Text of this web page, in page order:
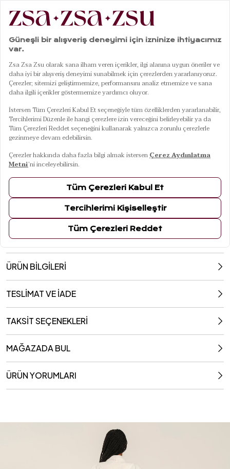
Anasayfa|Banyo Bornoz|Solıd Ekru Bornoz
Solıd Ekru Bornoz
7 Ağustos Cuma Kargoda
Renkler EKRU
Ölçüler
ÜRÜN BİLGİLERİ
TESLİMAT VE İADE
TAKSİT SEÇENEKLERİ
MAĞAZADA BUL
ÜRÜN YORUMLARI